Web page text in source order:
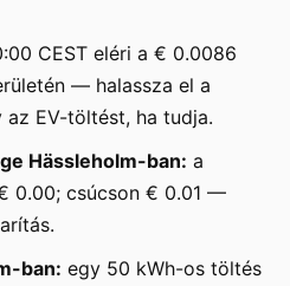
CEST eléri a € 0.0086
— halassza el a
EV-töltést, ha tudja.
Hässleholm-ban: a
0.00; csúcson € 0.01 —
ban: egy 50 kWh-os töltés